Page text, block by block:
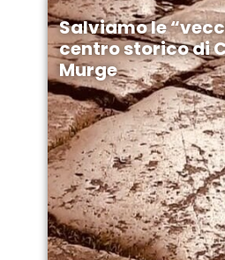
Salviamo le
centro storico di
Murge